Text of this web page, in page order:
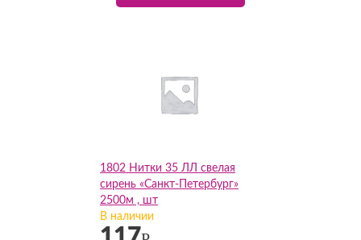
1802 Нитки 35 ЛЛ свелая
сирень «Санкт-Петербург»
2500м , шт
В наличии